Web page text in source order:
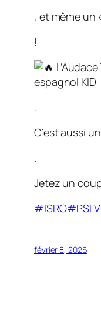
, et même un
!
espagnol KID
.
C’est aussi
.
Jetez un
#ISRO#PSLV
février 8, 2026